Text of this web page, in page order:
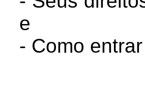
e
- Como